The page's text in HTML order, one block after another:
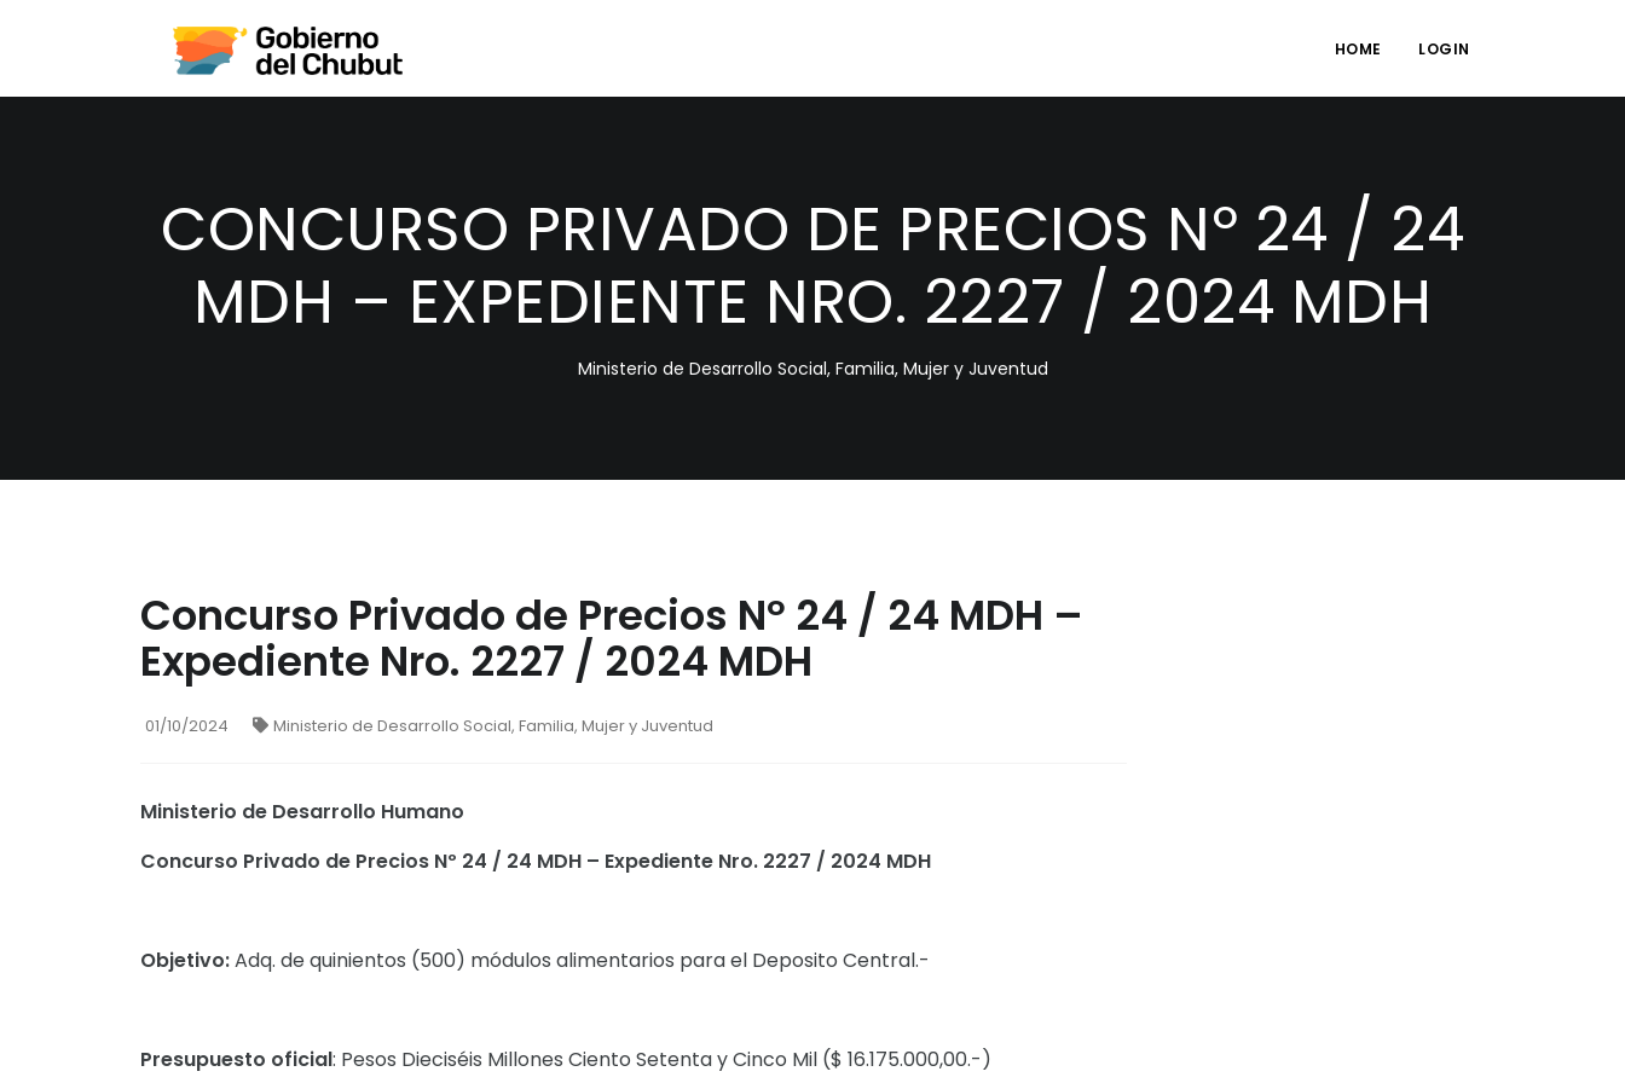
HOME LOGIN
CONCURSO PRIVADO DE PRECIOS Nº 24 / 24
MDH – EXPEDIENTE NRO. 2227 / 2024 MDH
Ministerio de Desarrollo Social, Familia, Mujer y Juventud
Concurso Privado de Precios Nº 24 / 24 MDH –
Expediente Nro. 2227 / 2024 MDH
01/10/2024 Ministerio de Desarrollo Social, Familia, Mujer y Juventud
Ministerio de Desarrollo Humano
Concurso Privado de Precios Nº 24 / 24 MDH – Expediente Nro. 2227 / 2024 MDH
Objetivo:Adq. de quinientos (500) módulos alimentarios para el Deposito Central.-
Presupuesto oficial: Pesos Dieciséis Millones Ciento Setenta y Cinco Mil ($ 16.175.000,00.-)